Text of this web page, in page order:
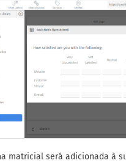
matricial será adicionada à